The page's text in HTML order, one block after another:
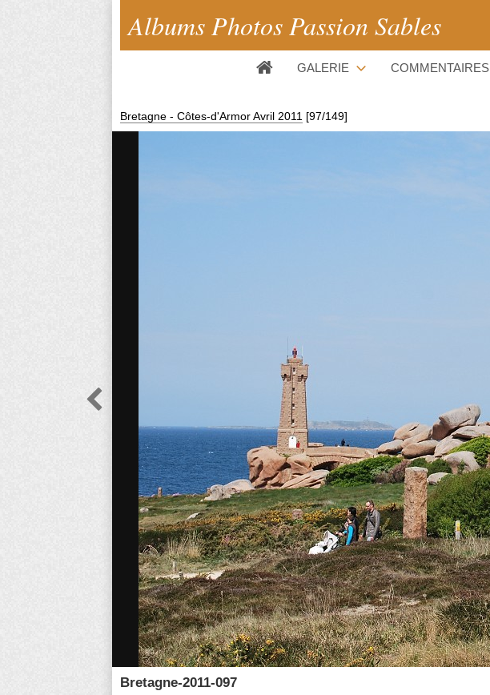
Albums Photos Passion Sables
GALERIE COMMENTAIRES
Bretagne - Côtes-d'Armor Avril 2011 [97/149]

Bretagne-2011-097